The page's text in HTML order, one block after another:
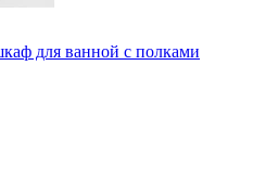
для ванной с полками